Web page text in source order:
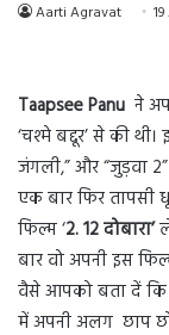
Aarti Agravat
Taapsee Panu ने
‘चश्मे बद्दूर’ से की
जंगली,” और “जुड़वा
एक बार फिर तापसी
फिल्म ‘2. 12 दोबारा’
बार वो अपनी इस
वैसे आपको बता दें कि
में अपनी अलग छाप